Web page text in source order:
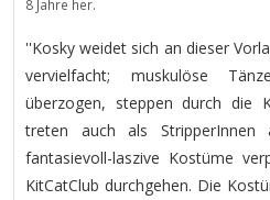
8 Jahre her.
''Kosky weidet sich an dieser
vervielfacht; muskulöse
überzogen, steppen durch die
treten auch als
fantasievoll-laszive Kostüme
KitCatClub durchgehen. Die